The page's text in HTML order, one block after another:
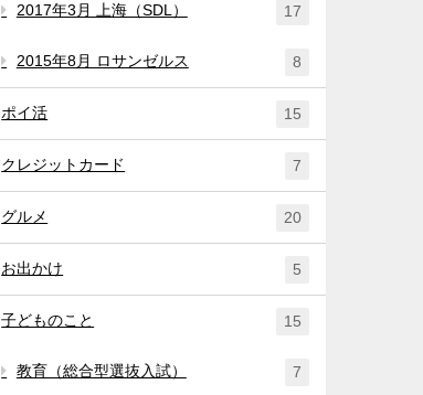
2017年3月 上海（SDL） 17
2015年8月 ロサンゼルス 8
ポイ活 15
クレジットカード 7
グルメ 20
お出かけ 5
子どものこと 15
教育（総合型選抜入試） 7